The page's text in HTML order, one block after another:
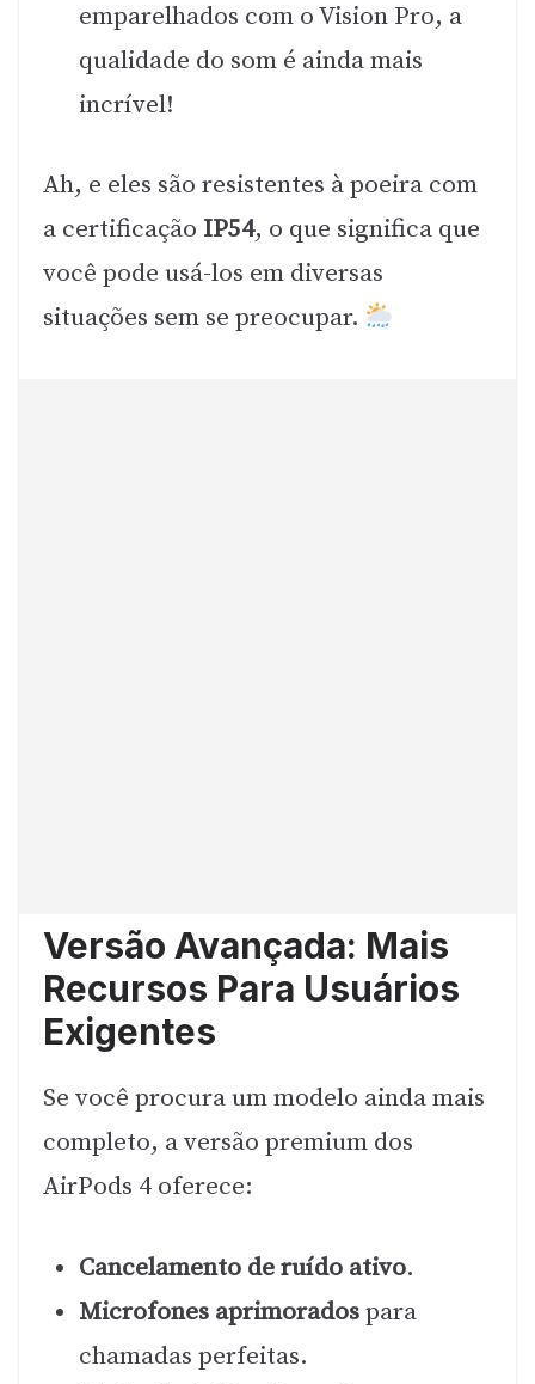
emparelhados com o Vision Pro, a
qualidade do som é ainda mais
incrível!
Ah, e eles são resistentes à poeira com
a certificação IP54, o que significa que
você pode usá-los em diversas
situações sem se preocupar.
Versão Avançada: Mais
Recursos Para Usuários
Exigentes
Se você procura um modelo ainda mais
completo, a versão premium dos
AirPods 4 oferece:
Cancelamento de ruído ativo.
Microfones aprimoradospara
chamadas perfeitas.